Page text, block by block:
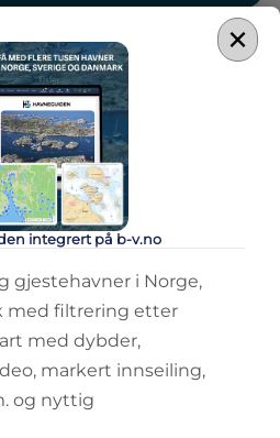
STYRHUS
DFNDR 9
8 pers 2 senger
×
integrert på b-v.no
gjestehavner i Norge,
med filtrering etter
med dybder,
markert innseiling,
og nyttig